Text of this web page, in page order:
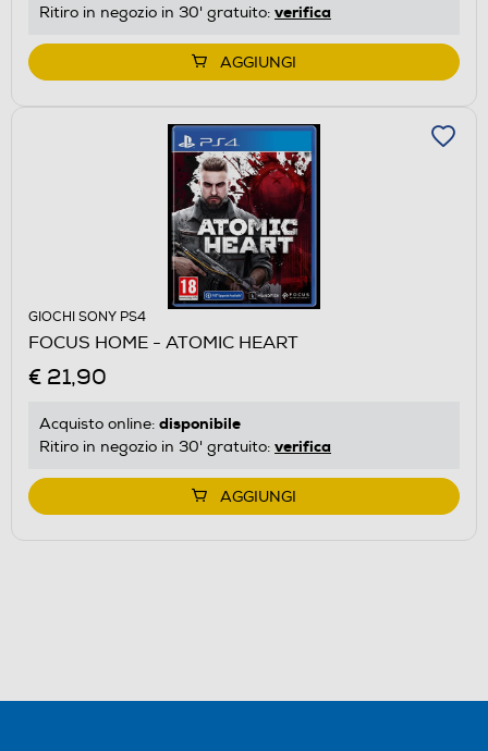
Ritiro in negozio in 30' gratuito: verifica
AGGIUNGI
GIOCHI SONY PS4
FOCUS HOME - ATOMIC HEART
€ 21,90
Acquisto online: disponibile
Ritiro in negozio in 30' gratuito: verifica
AGGIUNGI